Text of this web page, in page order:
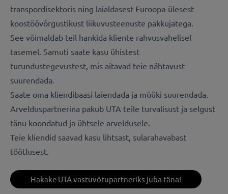
transpordisektoris ning laialdasest Euroopa-ülesest
koostöövõrgustikust liikuvusteenuste pakkujatega.
See võimaldab teil hankida kliente rahvusvahelisel
tasemel. Samuti saate kasu ühistest
turundustegevustest, mis aitavad teie nähtavust
suurendada.
Saate oma kliendibaasi laiendada ja müüki suurendada.
Arvelduspartnerina pakub UTA teile turvalisust ja selgust
tänu koondatud ja ühtsele arveldusele.
Teie kliendid saavad kasu lihtsast, sularahavabast
töötlusest.
Hakake UTA vastuvõtupartneriks juba täna!